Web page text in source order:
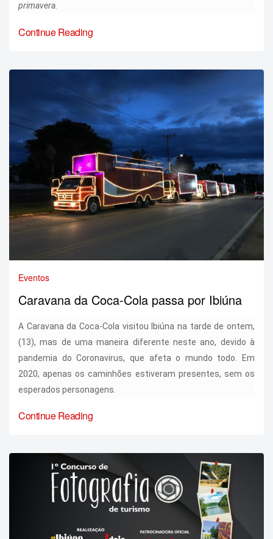
primavera.
Continue Reading
Eventos
Caravana da Coca-Cola passa por Ibiúna
A Caravana da Coca-Cola visitou Ibiúna na tarde de ontem,
(13), mas de uma maneira diferente neste ano, devido à
pandemia do Coronavirus, que afeta o mundo todo. Em
2020, apenas os caminhões estiveram presentes, sem os
esperados personagens.
Continue Reading